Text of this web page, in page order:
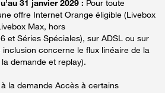
31 janvier 2029 : Pour toute
offre Internet Orange éligible (Livebox
Max, hors
et Séries Spéciales), sur ADSL ou sur
inclusion concerne le flux linéaire de la
demande et replay).
à la demande Accès à certains